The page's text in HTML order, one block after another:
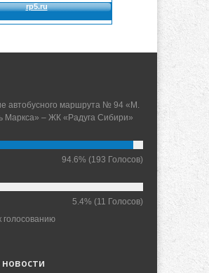
автобусного маршрута № 94 «М.
Маркса» – ЖК «Радуга Сибири»
94.6% (193 Голосов)
5.4% (11 Голосов)
голосованию